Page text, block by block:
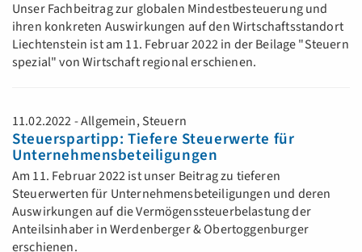
Unser Fachbeitrag zur globalen Mindestbesteuerung und
ihren konkreten Auswirkungen auf den Wirtschaftsstandort
Liechtenstein ist am 11. Februar 2022 in der Beilage "Steuern
spezial" von Wirtschaft regional erschienen.
11.02.2022 - Allgemein, Steuern
Steuerspartipp: Tiefere Steuerwerte für
Unternehmensbeteiligungen
Am 11. Februar 2022 ist unser Beitrag zu tieferen
Steuerwerten für Unternehmensbeteiligungen und deren
Auswirkungen auf die Vermögenssteuerbelastung der
Anteilsinhaber in Werdenberger & Obertoggenburger
erschienen.